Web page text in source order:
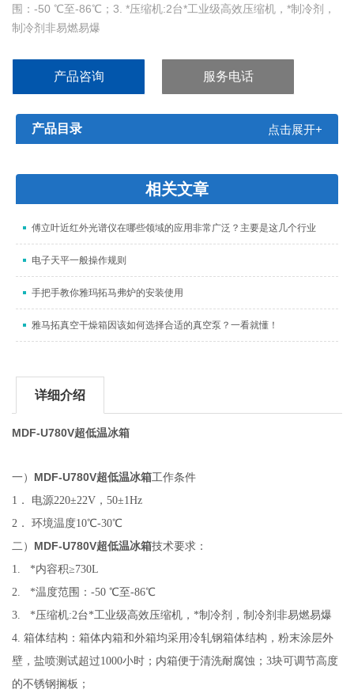
围：-50 ℃至-86℃；3. *压缩机:2台*工业级高效压缩机，*制冷剂，
制冷剂非易燃易爆
产品咨询 服务电话
产品目录 点击展开+
相关文章
傅立叶近红外光谱仪在哪些领域的应用非常广泛？主要是这几个行业
电子天平一般操作规则
手把手教你雅玛拓马弗炉的安装使用
雅马拓真空干燥箱因该如何选择合适的真空泵？一看就懂！
详细介绍
MDF-U780V超低温冰箱
一） MDF-U780V超低温冰箱工作条件
1． 电源220±22V，50±1Hz
2． 环境温度10℃-30℃
二） MDF-U780V超低温冰箱技术要求：
1. *内容积≥730L
2. *温度范围：-50 ℃至-86℃
3. *压缩机:2台*工业级高效压缩机，*制冷剂，制冷剂非易燃易爆
4. 箱体结构：箱体内箱和外箱均采用冷轧钢箱体结构，粉末涂层外
壁，盐喷测试超过1000小时；内箱便于清洗耐腐蚀；3块可调节高度
的不锈钢搁板；